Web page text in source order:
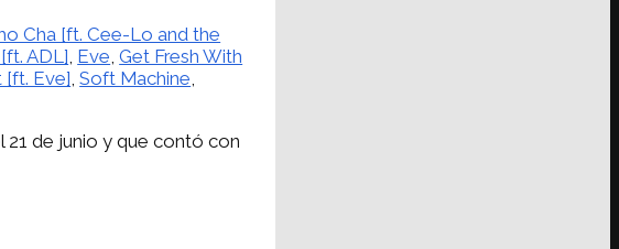
Cha [ft. Cee-Lo and the
ADL], Eve,Get Fresh With
[ft. Eve],Soft Machine,
21 de junio y que contó con